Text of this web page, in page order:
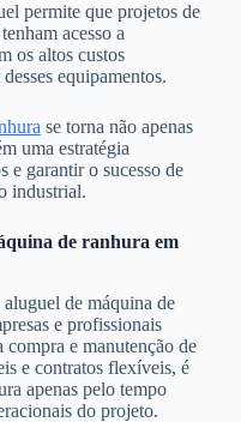
permite que projetos de
acesso a
os altos custos
equipamentos.
se torna não apenas
uma estratégia
e garantir o sucesso de
industrial.
de ranhura em
de máquina de
e profissionais
compra e manutenção de
e contratos flexíveis, é
apenas pelo tempo
do projeto.